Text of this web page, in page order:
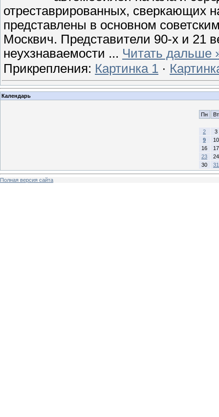
отреставрированных, сверкающих
представлены в основном
Москвич. Представители 90-х и 21
неухзнаваемости ... Читать дальше
Прикрепления: Картинка 1 ·
Календарь
Пн Вт
2
3
9
10
16
17
23
24
30
31
Полная версия сайта